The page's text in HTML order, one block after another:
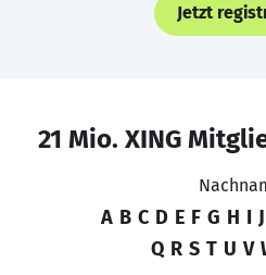
Jetzt
21 Mio. XING
A B C D E F G H I J
Q R S T U V